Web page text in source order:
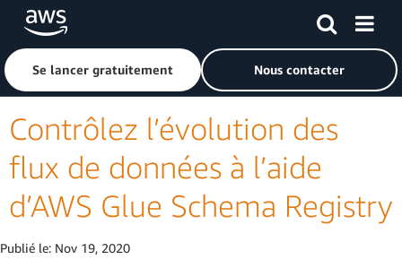
Passer au contenu principal
Cliquer ici pour revenir à la page d'accueil d'Amazon Web
Se lancer gratuitement Nous contacter
Contrôlez l’évolution des
flux de données à l’aide
d’AWS Glue Schema Registry
Publié le: Nov 19, 2020